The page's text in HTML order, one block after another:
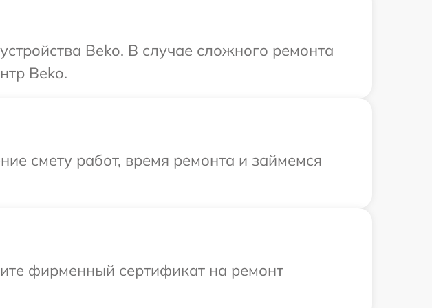
Beko. В случае сложного ремонта
Beko.
смету работ, время ремонта и займемся
фирменный сертификат на ремонт